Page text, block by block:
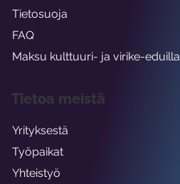
Tietosuoja
FAQ
Maksu kulttuuri- ja virike-eduilla
Tietoa meistä
Yrityksestä
Työpaikat
Yhteistyö